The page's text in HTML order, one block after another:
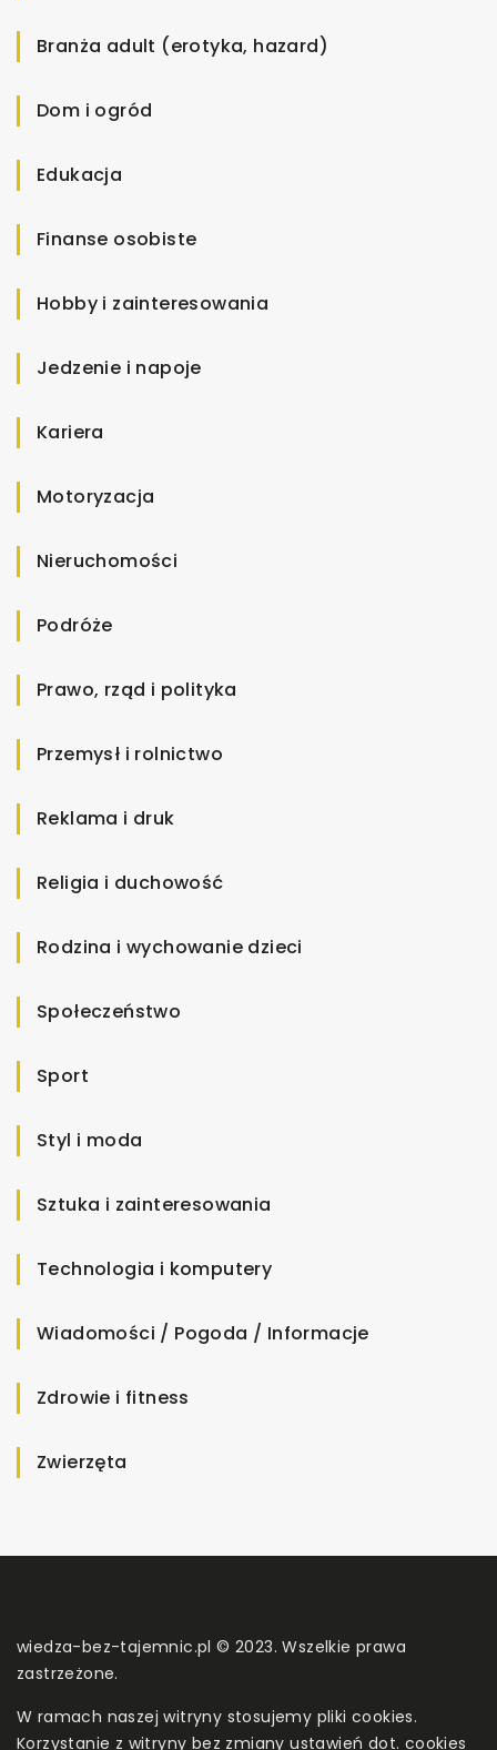
Branża adult (erotyka, hazard)
Dom i ogród
Edukacja
Finanse osobiste
Hobby i zainteresowania
Jedzenie i napoje
Kariera
Motoryzacja
Nieruchomości
Podróże
Prawo, rząd i polityka
Przemysł i rolnictwo
Reklama i druk
Religia i duchowość
Rodzina i wychowanie dzieci
Społeczeństwo
Sport
Styl i moda
Sztuka i zainteresowania
Technologia i komputery
Wiadomości / Pogoda / Informacje
Zdrowie i fitness
Zwierzęta
wiedza-bez-tajemnic.pl © 2023. Wszelkie prawa
zastrzeżone.
W ramach naszej witryny stosujemy pliki cookies.
Korzystanie z witryny bez zmiany ustawień dot. cookies